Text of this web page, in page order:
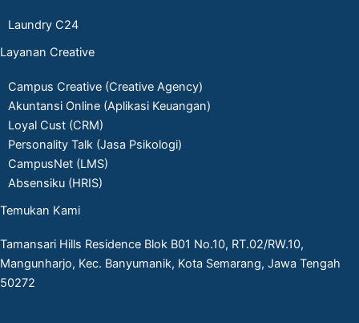
Laundry C24
Layanan Creative
Campus Creative (Creative Agency)
Akuntansi Online (Aplikasi Keuangan)
Loyal Cust (CRM)
Personality Talk (Jasa Psikologi)
CampusNet (LMS)
Absensiku (HRIS)
Temukan Kami
Tamansari Hills Residence Blok B01 No.10, RT.02/RW.10,
Mangunharjo, Kec. Banyumanik, Kota Semarang, Jawa Tengah
50272